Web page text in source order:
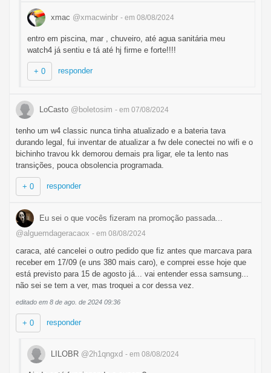
xmac @xmacwinbr - em 08/08/2024
entro em piscina, mar , chuveiro, até agua sanitária meu
watch4 já sentiu e tá até hj firme e forte!!!!
+ 0 responder
LoCasto @boletosim - em 07/08/2024
tenho um w4 classic nunca tinha atualizado e a bateria tava
durando legal, fui inventar de atualizar a fw dele conectei no wifi e o
bichinho travou kk demorou demais pra ligar, ele ta lento nas
transições, pouca obsolencia programada.
+ 0 responder
Eu sei o que vocês fizeram na promoção passada...
@alguemdageracaox - em 08/08/2024
caraca, até cancelei o outro pedido que fiz antes que marcava para
receber em 17/09 (e uns 380 mais caro), e comprei esse hoje que
está previsto para 15 de agosto já... vai entender essa samsung...
não sei se tem a ver, mas troquei a cor dessa vez.
editado em 8 de ago. de 2024 09:36
+ 0 responder
LILOBR @2h1qngxd - em 08/08/2024